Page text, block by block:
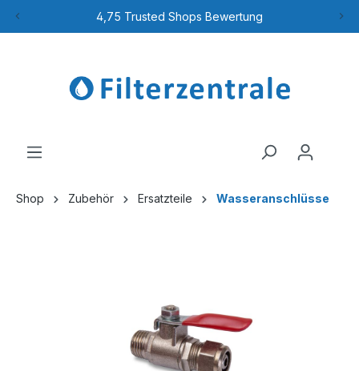
4,75 Trusted Shops Bewertung
Shop Zubehör Ersatzteile Wasseranschlüsse